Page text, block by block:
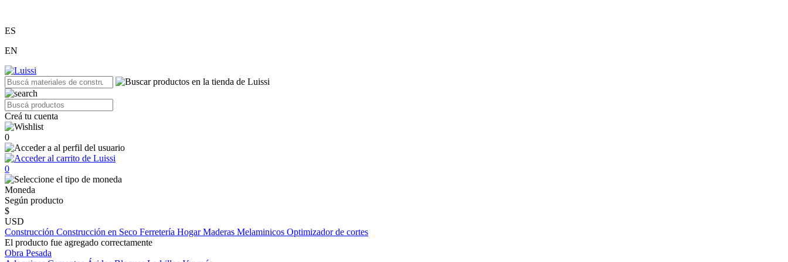
ES
EN
Creá tu cuenta
0
0
Moneda
Según producto
$
USD
Construcción Construcción en Seco Ferretería HogarMaderas Melaminicos Optimizador de cortes
El producto fue agregado correctamente
Obra Pesada